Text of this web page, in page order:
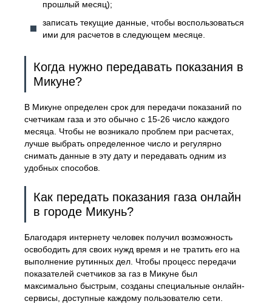
прошлый месяц);
записать текущие данные, чтобы воспользоваться
ими для расчетов в следующем месяце.
Когда нужно передавать показания в
Микуне?
В Микуне определен срок для передачи показаний по
счетчикам газа и это обычно с 15-26 число каждого
месяца. Чтобы не возникало проблем при расчетах,
лучше выбрать определенное число и регулярно
снимать данные в эту дату и передавать одним из
удобных способов.
Как передать показания газа онлайн
в городе Микунь?
Благодаря интернету человек получил возможность
освободить для своих нужд время и не тратить его на
выполнение рутинных дел. Чтобы процесс передачи
показателей счетчиков за газ в Микуне был
максимально быстрым, созданы специальные онлайн-
сервисы, доступные каждому пользователю сети.